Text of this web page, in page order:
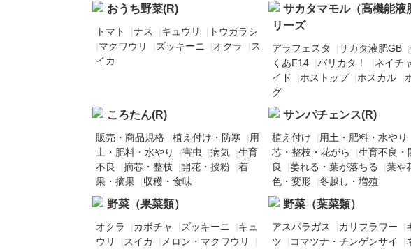
おうち野菜(R)
トマト |ナス |キュウリ | トウガラシ
|マクワウリ | ズッキーニ |オクラ | ス
イカ
サカタマモル（高機能液
リーズ
アラフェスタ |サカタ液肥GB |
くあF14 |バリカタ！ |ネイチ
イド
|ホストップ |ホスカル |
グ
ころたん(R)
販売・商品規格 |植え付け・防寒 | 用
土・肥料・水やり
|害虫 |病気 |生育
不良
|摘芯・整枝 |開花・授粉 |着
果・摘果 |収穫・食味
サンパチェンス(R)
植え付け | 用土・肥料・水やり
芯・整枝・花がら
|生育不良・
良
|萎れる・葉が落ちる |葉や
色・変形 |冬越し・増殖
野菜（果菜類）
オクラ |カボチャ | ズッキーニ |キュ
ウリ
| スイカ | メロン・マクワウリ
|
野菜（葉菜類）
アスパラガス |カリフラワー |
ツ
| コマツナ・チンゲンサイ |